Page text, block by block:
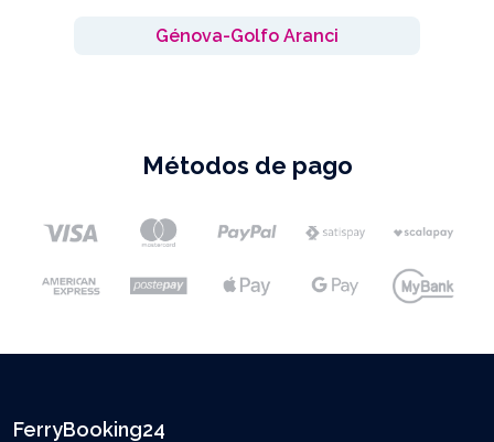
Génova-Golfo Aranci
Métodos de pago
FerryBooking24